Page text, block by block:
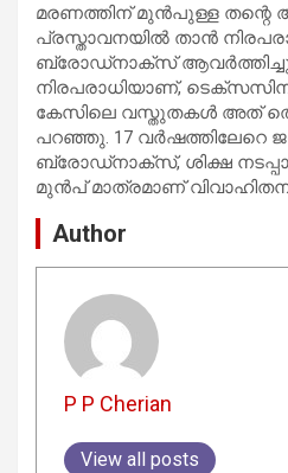
മരണത്തിന് മുൻപുള്ള
പ്രസ്താവനയിൽ താൻ
ബ്രോഡ്‌നാക്‌സ്
നിരപരാധിയാണ്, ടെക്സസിന്
കേസിലെ വസ്തുതകൾ അത്
പറഞ്ഞു. 17 വർഷത്തിലേറെ
ബ്രോഡ്‌നാക്‌സ്, ശിക്ഷ
മുൻപ് മാത്രമാണ്
Author
P P Cherian
View all posts